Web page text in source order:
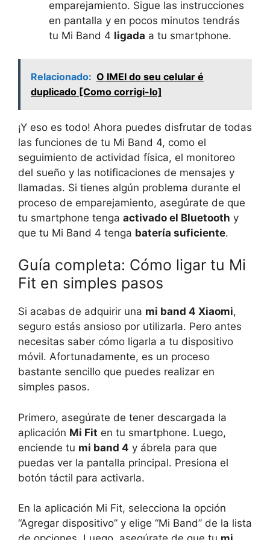
emparejamiento. Sigue las instrucciones
en pantalla y en pocos minutos tendrás
tu Mi Band 4 ligada a tu smartphone.
Relacionado: O IMEI do seu celular é
duplicado [Como corrigi-lo]
¡Y eso es todo! Ahora puedes disfrutar de todas
las funciones de tu Mi Band 4, como el
seguimiento de actividad física, el monitoreo
del sueño y las notificaciones de mensajes y
llamadas. Si tienes algún problema durante el
proceso de emparejamiento, asegúrate de que
tu smartphone tenga activado el Bluetooth y
que tu Mi Band 4 tenga batería suficiente.
Guía completa: Cómo ligar tu Mi
Fit en simples pasos
Si acabas de adquirir una mi band 4 Xiaomi,
seguro estás ansioso por utilizarla. Pero antes
necesitas saber cómo ligarla a tu dispositivo
móvil. Afortunadamente, es un proceso
bastante sencillo que puedes realizar en
simples pasos.
Primero, asegúrate de tener descargada la
aplicación Mi Fit en tu smartphone. Luego,
enciende tu mi band 4 y ábrela para que
puedas ver la pantalla principal. Presiona el
botón táctil para activarla.
En la aplicación Mi Fit, selecciona la opción
“Agregar dispositivo” y elige “Mi Band” de la lista